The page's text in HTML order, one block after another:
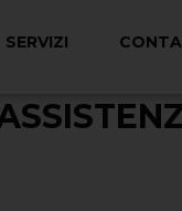
SERVIZI